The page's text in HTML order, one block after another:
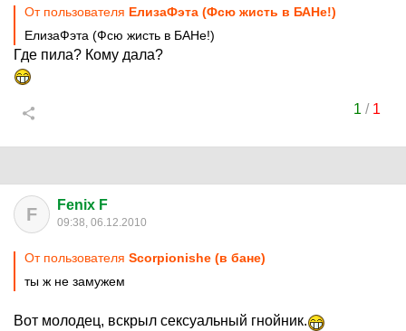
От пользователя ЕлизаФэта (Фсю жисть в БАНе!)
ЕлизаФэта (Фсю жисть в БАНе!)
Где пила? Кому дала?
1 / 1
F Fenix F
09:38, 06.12.2010
От пользователя Scorpionishe (в бане)
ты ж не замужем
Вот молодец, вскрыл сексуальный гнойник.